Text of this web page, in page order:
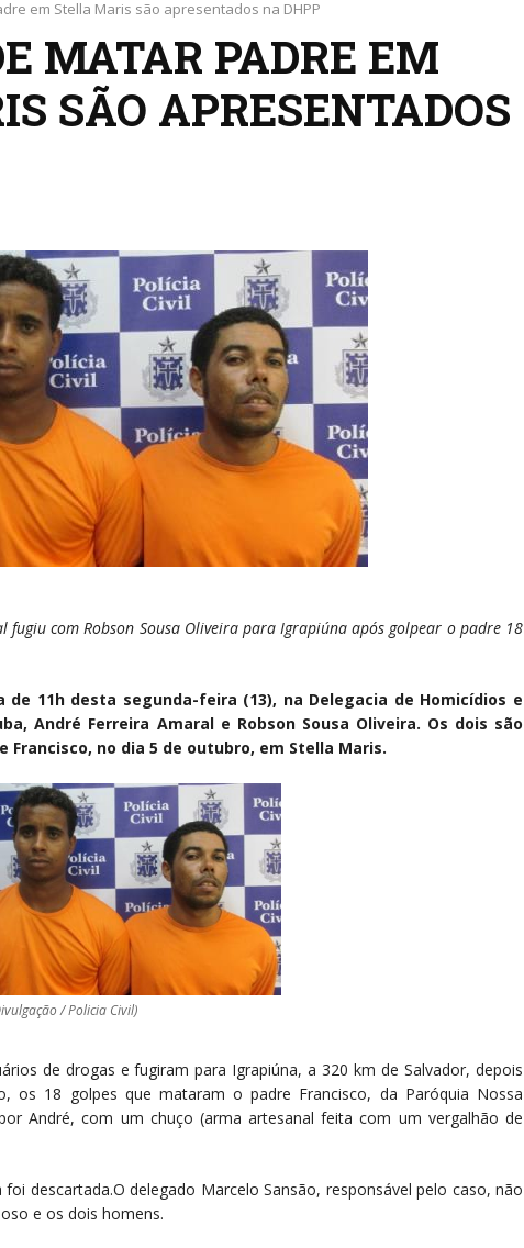
em Stella Maris são apresentados na DHPP
MATAR PADRE EM
SÃO APRESENTADOS
fugiu com Robson Sousa Oliveira para Igrapiúna após golpear o padre 18
11h desta segunda-feira (13), na Delegacia de Homicídios e
André Ferreira Amaral e Robson Sousa Oliveira. Os dois são
no dia 5 de outubro, em Stella Maris.
/ Policia Civil)
de drogas e fugiram para Igrapiúna, a 320 km de Salvador, depois
os 18 golpes que mataram o padre Francisco, da Paróquia Nossa
André, com um chuço (arma artesanal feita com um vergalhão de
descartada.O delegado Marcelo Sansão, responsável pelo caso, não
e os dois homens.